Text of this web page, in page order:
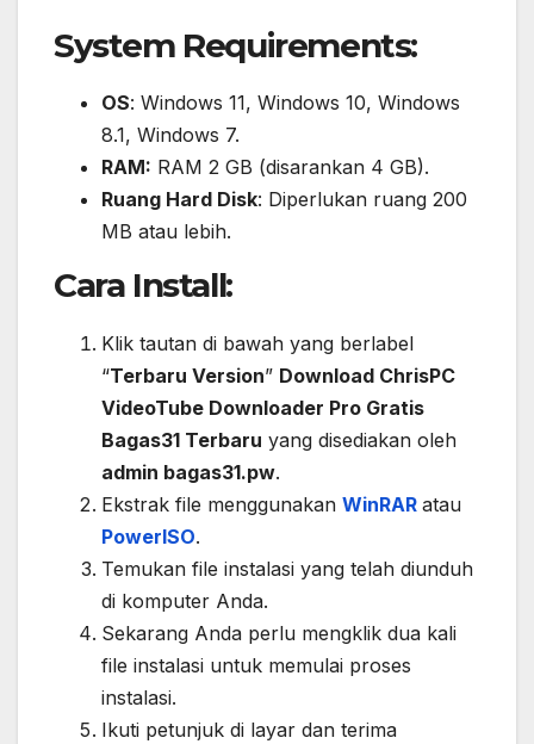
System Requirements:
OS: Windows 11, Windows 10, Windows
8.1, Windows 7.
RAM: RAM 2 GB (disarankan 4 GB).
Ruang Hard Disk: Diperlukan ruang 200
MB atau lebih.
Cara Install:
Klik tautan di bawah yang berlabel
“Terbaru Version” Download ChrisPC
VideoTube Downloader Pro Gratis
Bagas31 Terbaru yang disediakan oleh
admin bagas31.pw.
Ekstrak file menggunakan WinRAR atau
PowerISO.
Temukan file instalasi yang telah diunduh
di komputer Anda.
Sekarang Anda perlu mengklik dua kali
file instalasi untuk memulai proses
instalasi.
Ikuti petunjuk di layar dan terima